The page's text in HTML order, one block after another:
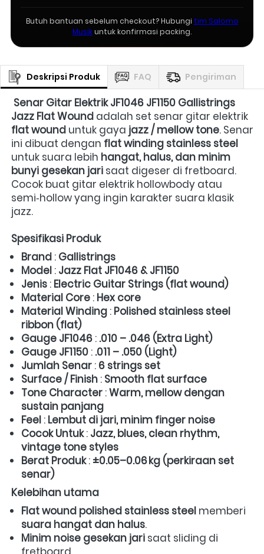
Butuh bantuan sebelum checkout? Hubungi tim Salomo
Musikuntuk konfirmasi packing.
Deskripsi Produk FAQ Pengiriman
Senar Gitar Elektrik JF1046 JF1150 Gallistrings
Jazz Flat Wound
flat wound untuk gaya jazz / mellow tone. Senar
ini dibuat dengan flat winding stainless steel
untuk suara lebih hangat, halus, dan minim
bunyi gesekan jari saat digeser di fretboard.
Cocok buat gitar elektrik hollowbody atau
semi‑hollow yang ingin karakter suara klasik
jazz.
Spesifikasi Produk
Brand : Gallistrings
Model : Jazz Flat JF1046 & JF1150
Jenis : Electric Guitar Strings (flat wound)
Material Core : Hex core
Material Winding : Polished stainless steel
ribbon (flat)
Gauge JF1046 : .010 – .046 (Extra Light)
Gauge JF1150 : .011 – .050 (Light)
Jumlah Senar : 6 strings set
Surface / Finish : Smooth flat surface
Tone Character : Warm, mellow dengan
sustain panjang
Feel : Lembut di jari, minim finger noise
Cocok Untuk : Jazz, blues, clean rhythm,
vintage tone styles
Berat Produk : ±0.05–0.06 kg (perkiraan set
senar)
Kelebihan utama
Flat wound polished stainless steel
suara hangat dan halus.
Minim noise gesekan jari saat sliding di